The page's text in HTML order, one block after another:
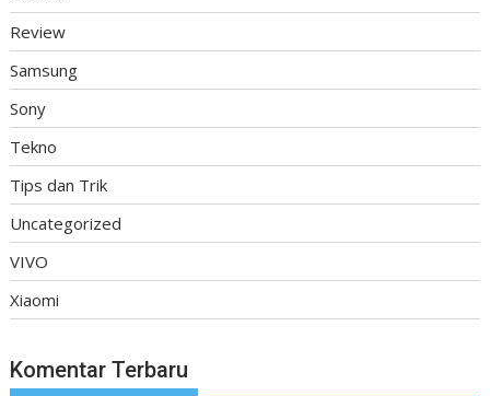
Review
Samsung
Sony
Tekno
Tips dan Trik
Uncategorized
VIVO
Xiaomi
Komentar Terbaru